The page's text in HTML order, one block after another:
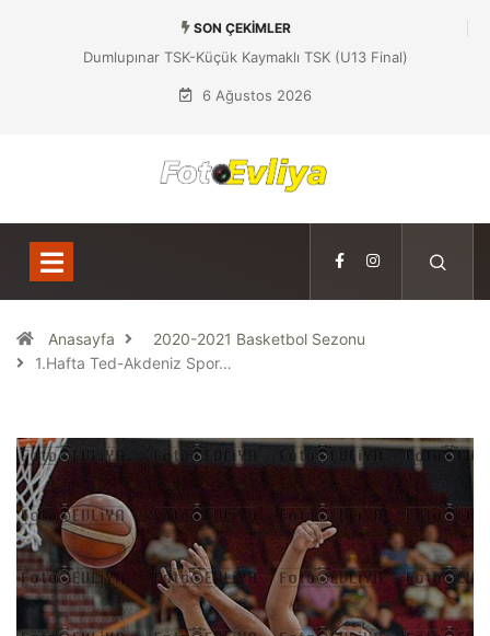
SON ÇEKIMLER
Dumlupınar TSK-Küçük Kaymaklı TSK (U13 Final)
6 Ağustos 2026
Anasayfa
2020-2021 Basketbol Sezonu
1.Hafta Ted-Akdeniz Spor…